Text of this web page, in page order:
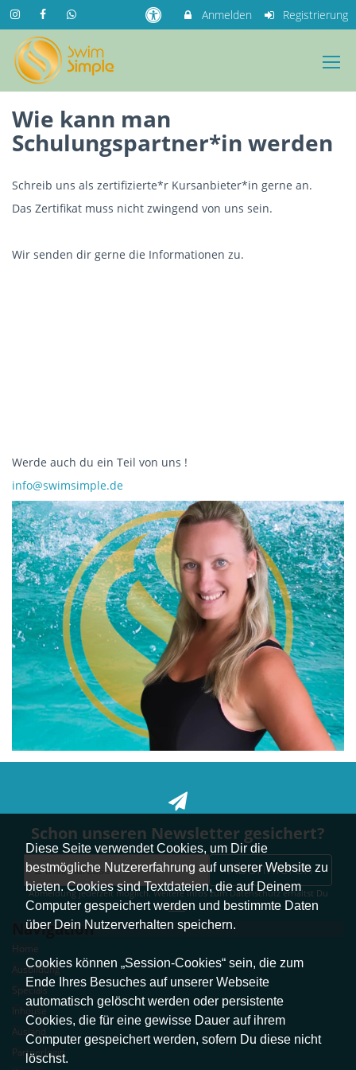
Diese Seite verwendet Cookies, um Dir die
bestmögliche Nutzererfahrung auf unserer Website zu
bieten. Cookies sind Textdateien, die auf Deinem
Computer gespeichert werden und bestimmte Daten
über Dein Nutzerverhalten speichern.
Cookies können „Session-Cookies“ sein, die zum
Ende Ihres Besuches auf unserer Webseite
automatisch gelöscht werden oder persistente
Cookies, die für eine gewisse Dauer auf ihrem
Computer gespeichert werden, sofern Du diese nicht
löschst.
Anmelden Registrierung
Wie kann man
Schulungspartner*in werden
Schreib uns als zertifizierte*r Kursanbieter*in gerne an.
Das Zertifikat muss nicht zwingend von uns sein.
Wir senden dir gerne die Informationen zu.
Werde auch du ein Teil von uns !
info@swimsimple.de
Schon unseren Newsletter gesichert?
Abonnieren
Abmeldung jederzeit möglich. Weitere Infos zum Datenschutz erhältst Du
hier.
Navigation
Home
Ausbildung
Specials
Inhouse
Ausland
Partnerlogin